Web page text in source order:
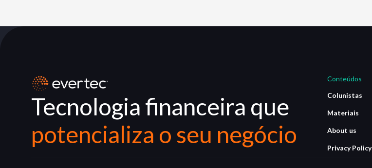
Tecnologia financeira que
potencializa o seu negócio
Conteúdos
Colunistas
Materiais
About us
Privacy Policy